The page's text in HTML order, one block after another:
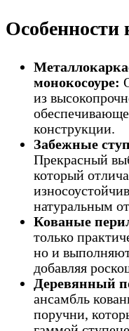
Особенности
монокосоуре:
из
конструкции.
Забежные
Прекрасный
который
натуральным
Кованые
только
но и
добавляя
Деревянный
ансамбль
поручни,